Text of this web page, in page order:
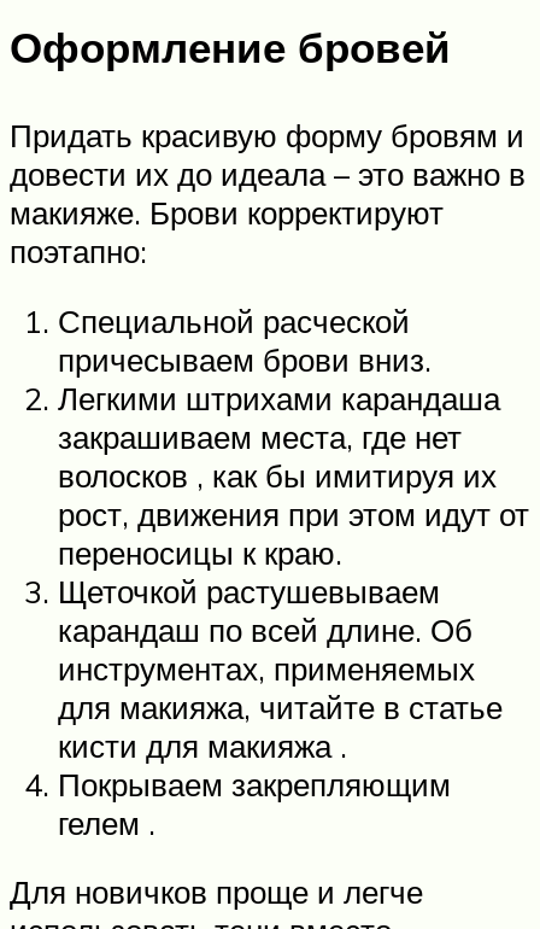
Оформление бровей
Придать красивую форму бровям и
довести их до идеала – это важно в
макияже. Брови корректируют
поэтапно:
Специальной расческой
причесываем брови вниз.
Легкими штрихами карандаша
закрашиваем места, где нет
волосков , как бы имитируя их
рост, движения при этом идут от
переносицы к краю.
Щеточкой растушевываем
карандаш по всей длине. Об
инструментах, применяемых
для макияжа, читайте в статье
кисти для макияжа .
Покрываем закрепляющим
гелем .
Для новичков проще и легче